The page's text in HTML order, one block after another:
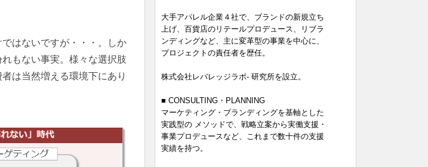
はないですが・・・。しか
もない事実。様々な選択肢
は当然増える環境下にあり
大手アパレル企業４社で、ブランドの新規立ち
上げ、百貨店のリテールプロデュース、リブラ
ンディングなど、主に変革型の事業を中心に、
プロジェクトの責任者を歴任。
株式会社レバレッジラボ- 研究所を設立。
■ CONSULTING・PLANNING
マーケティング・ブランディングを基軸とした
実践型の メソッドで、戦略立案から実働支援・
事業プロデュースなど、これまで数十件の支援
実績を持つ。